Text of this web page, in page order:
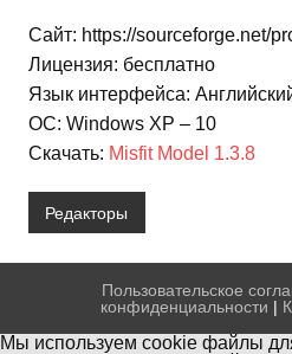
Сайт: https://sourceforge.net/
Лицензия: бесплатно
Язык интерфейса:
ОС: Windows XP – 10
Скачать: Misfit Model 1.3.8
Редакторы
Пользовательское
конфиденциальности |
Мы используем cookie файлы